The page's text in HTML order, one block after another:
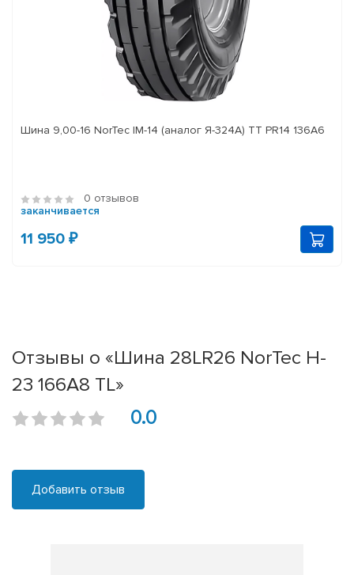
Шина 9,00-16 NorTec IM-14 (аналог Я-324А) ТТ PR14 136А6
0 отзывов
заканчивается
11 950 ₽
Отзывы о «Шина 28LR26 NorTec H-
23 166A8 TL»
0.0
Добавить отзыв